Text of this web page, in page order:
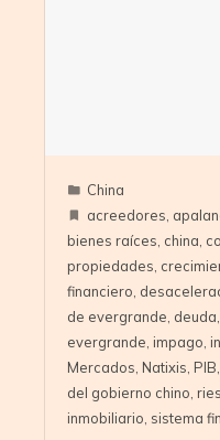
China
acreedores,
bienes raíces, china,
propiedades,
financiero,
de evergrande, deuda,
evergrande, impago,
Mercados, Natixis, PIB,
del gobierno chino,
inmobiliario, sistema